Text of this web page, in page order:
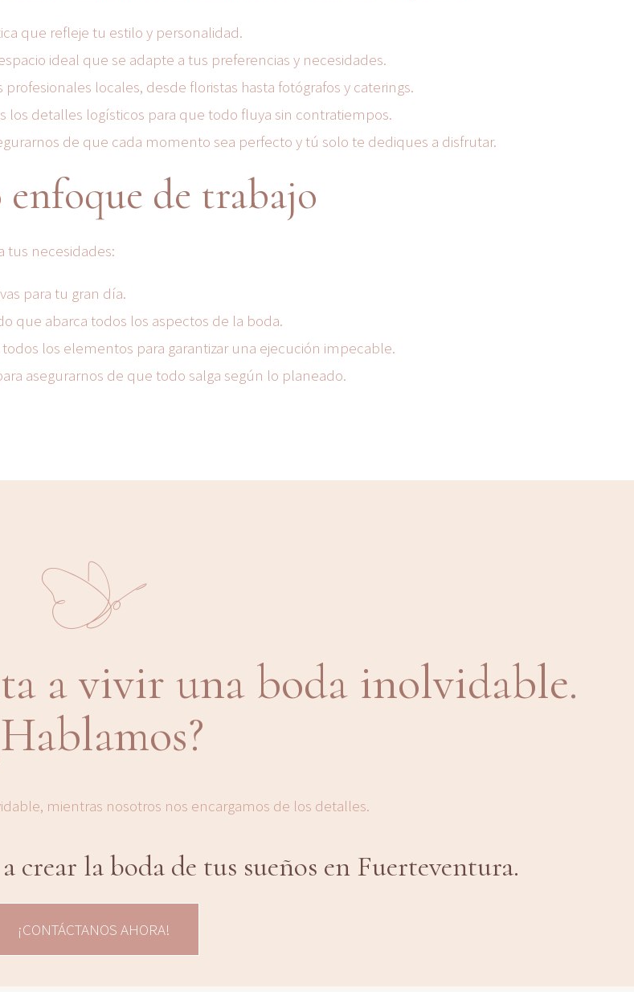
que refleje tu estilo y personalidad.
ideal que se adapte a tus preferencias y necesidades.
locales, desde floristas hasta fotógrafos y caterings.
detalles logísticos para que todo fluya sin contratiempos.
de que cada momento sea perfecto y tú solo te dediques a disfrutar.
de trabajo
tus necesidades:
para tu gran día.
que abarca todos los aspectos de la boda.
los elementos para garantizar una ejecución impecable.
asegurarnos de que todo salga según lo planeado.
a vivir una boda inolvidable.
mientras nosotros nos encargamos de los detalles.
crear la boda de tus sueños en Fuerteventura.
¡CONTÁCTANOS AHORA!